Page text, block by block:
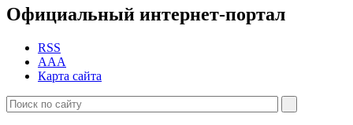
Официальный интернет-портал
RSS
AAA
Карта сайта